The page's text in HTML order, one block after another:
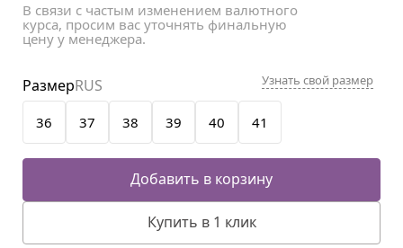
В связи с частым изменением валютного
курса, просим вас уточнять финальную
цену у менеджера.
36 37 38 39 40 41
РазмерRUS Узнать свой размер
Добавить в корзину
Купить в 1 клик